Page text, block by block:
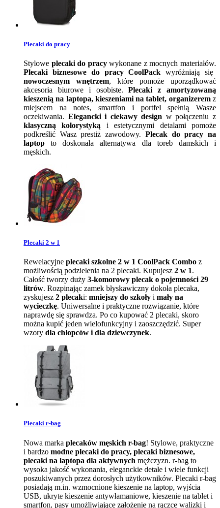
Plecaki do pracy
Stylowe plecaki do pracywykonane z mocnych materiałów.
Plecaki biznesowe do pracy CoolPack wyróżniają się
nowoczesnym wnętrzem, które pomoże uporządkować
akcesoria biurowe i osobiste.Plecaki z amortyzowaną
kieszenią na laptopa, kieszeniami na tablet, organizeremz
miejscem na notes, smartfon i portfel spełnią Wasze
oczekiwania. Elegancki i ciekawy design w połączeniu z
klasyczną kolorystyką i estetycznymi detalami pomoże
podkreślić Wasz prestiż zawodowy. Plecak do pracy na
laptop to doskonała alternatywa dla toreb damskich i
męskich.
Plecaki 2 w 1
Rewelacyjne plecaki szkolne 2 w 1 CoolPack Combo z
możliwością podzielenia na 2 plecaki. Kupujesz 2 w 1.
Całość tworzy duży 3-komorowy plecak o pojemności 29
litrów. Rozpinając zamek błyskawiczny dokoła plecaka,
zyskujesz 2 plecaki: mniejszy do szkoły i mały na
wycieczkę. Uniwersalne i praktyczne rozwiązanie, które
naprawdę się sprawdza. Po co kupować 2 plecaki, skoro
można kupić jeden wielofunkcyjny i zaoszczędzić. Super
wzory dla chłopców i dla dziewczynek.
Plecaki r-bag
Nowa marka plecaków męskich r-bag! Stylowe, praktyczne
i bardzo modne plecaki do pracy, plecaki biznesowe,
plecaki na laptopa dla aktywnych mężczyzn. r-bag to
wysoka jakość wykonania, eleganckie detale i wiele funkcji
poszukiwanych przez dorosłych użytkowników. Plecaki r-bag
posiadają m.in. wzmocnione kieszenie na laptop, wyjścia
USB, ukryte kieszenie antywłamaniowe, kieszenie na tablet i
smartfon, pasy umożliwiające założenie na rączce walizki i